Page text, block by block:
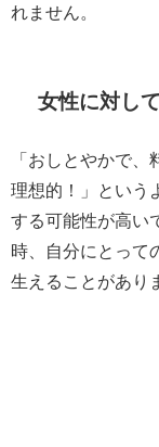
れません。
女性に対し
「おしとやかで
理想的！」という
する可能性が高い
時、自分にとって
生えることがあり